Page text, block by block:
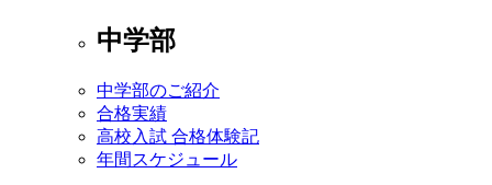
中学部
中学部のご紹介
合格実績
高校入試 合格体験記
年間スケジュール